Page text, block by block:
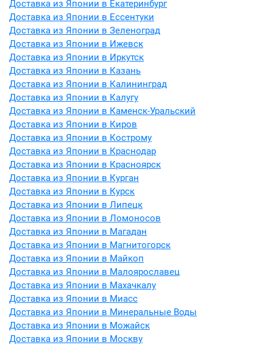
Доставка из Японии в Екатеринбург
Доставка из Японии в Ессентуки
Доставка из Японии в Зеленоград
Доставка из Японии в Ижевск
Доставка из Японии в Иркутск
Доставка из Японии в Казань
Доставка из Японии в Калининград
Доставка из Японии в Калугу
Доставка из Японии в Каменск-Уральский
Доставка из Японии в Киров
Доставка из Японии в Кострому
Доставка из Японии в Краснодар
Доставка из Японии в Красноярск
Доставка из Японии в Курган
Доставка из Японии в Курск
Доставка из Японии в Липецк
Доставка из Японии в Ломоносов
Доставка из Японии в Магадан
Доставка из Японии в Магнитогорск
Доставка из Японии в Майкоп
Доставка из Японии в Малоярославец
Доставка из Японии в Махачкалу
Доставка из Японии в Миасс
Доставка из Японии в Минеральные Воды
Доставка из Японии в Можайск
Доставка из Японии в Москву